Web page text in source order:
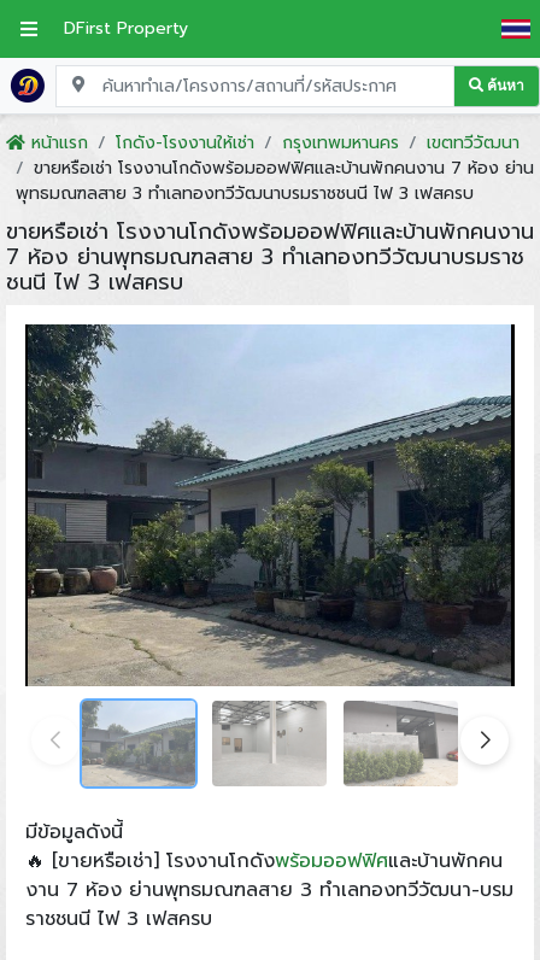
DFirst Property
ค้นหา
หน้าแรก โกดัง-โรงงานให้เช่า กรุงเทพมหานคร
เขตทวีวัฒนา
ขายหรือเช่า โรงงานโกดังพร้อมออฟฟิศและบ้านพักคนงาน 7 ห้อง ย่าน
พุทธมณฑลสาย 3 ทำเลทองทวีวัฒนาบรมราชชนนี ไฟ 3 เฟสครบ
ขายหรือเช่า โรงงานโกดังพร้อมออฟฟิศและบ้านพักคนงาน
7 ห้อง ย่านพุทธมณฑลสาย 3 ทำเลทองทวีวัฒนาบรมราช
ชนนี ไฟ 3 เฟสครบ
มีข้อมูลดังนี้
🔥 [ขายหรือเช่า] โรงงานโกดังพร้อมออฟฟิศและบ้านพักคน
งาน 7 ห้อง ย่านพุทธมณฑลสาย 3 ทำเลทองทวีวัฒนา-บรม
ราชชนนี ไฟ 3 เฟสครบ